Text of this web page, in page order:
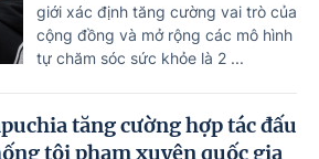
giới xác định tăng cường vai trò của
cộng đồng và mở rộng các mô hình
tự chăm sóc sức khỏe là 2 ...
tăng cường hợp tác đấu
tội phạm xuyên quốc gia